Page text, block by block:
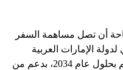
أن تصل مساهمة السفر
الإمارات العربية
المتحدة إلى حوالي 275.2 مليار درهم بحلول عام 2034، بدعم من